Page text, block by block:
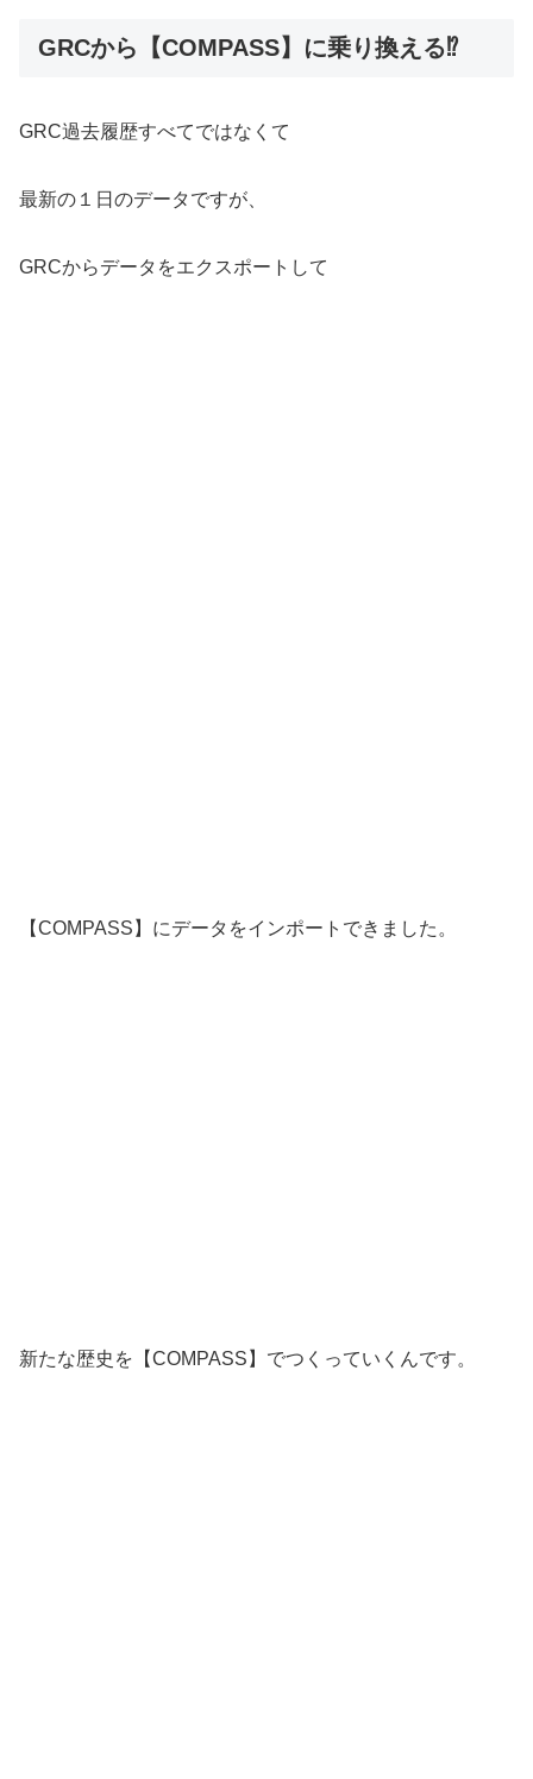
GRCから【COMPASS】に乗り換える⁉
GRC過去履歴すべてではなくて
最新の１日のデータですが、
GRCからデータをエクスポートして
【COMPASS】にデータをインポートできました。
新たな歴史を【COMPASS】でつくっていくんです。